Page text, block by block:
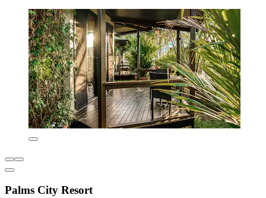
Palms City Resort